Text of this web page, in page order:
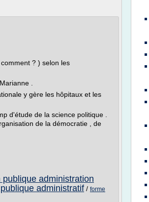
? ) selon les
.
y gère les hôpitaux et les
d'étude de la science politique .
de la démocratie , de
publique administration
administratif / forme